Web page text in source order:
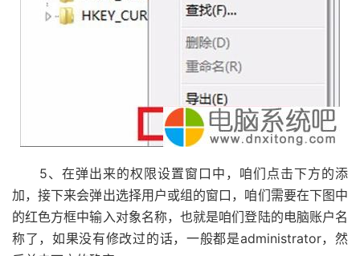
5、在弹出来的权限设置窗口中，咱们点击下方的添
加，接下来会弹出选择用户或组的窗口，咱们需要在下图中
的红色方框中输入对象名称，也就是咱们登陆的电脑账户名
称了，如果没有修改过的话，一般都是administrator，然